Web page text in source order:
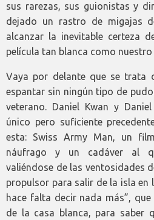
sus rarezas, sus guionistas y
dejado un rastro de migajas
alcanzar la inevitable certeza
película tan blanca como nuestro
Vaya por delante que se trata
espantar sin ningún tipo de
veterano. Daniel Kwan y
único pero suficiente
esta: Swiss Army Man, un
náufrago y un cadáver al
valiéndose de las ventosidades
propulsor para salir de la isla en
hace falta decir nada más”,
de la casa blanca, para saber